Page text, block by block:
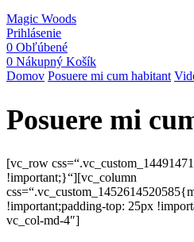
Magic Woods
Prihlásenie
0 Obľúbené
0 Nákupný Košík
Domov Posuere mi cum habitant
Posuere mi
[vc_row
!important;}“][vc_column
!important;padding-top: 25px
vc_col-md-4″]